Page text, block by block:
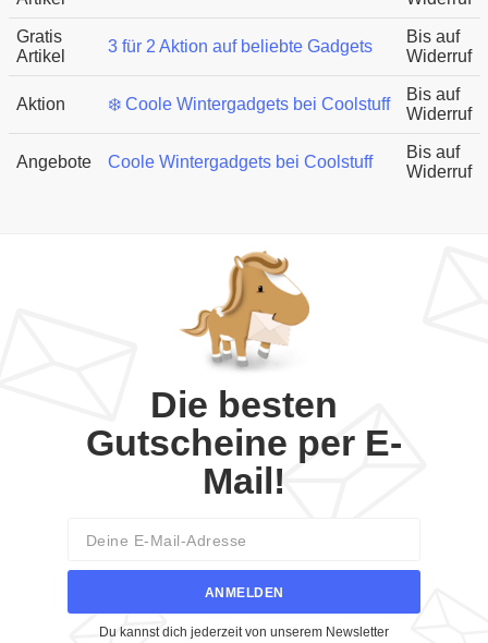
Gratis
Artikel
3 für 2 Aktion auf beliebte Gadgets
Bis auf
Widerruf
Aktion ❄️ Coole Wintergadgets bei Coolstuff
Bis auf
Widerruf
Angebote Coole Wintergadgets bei Coolstuff
Bis auf
Widerruf
Die besten
Gutscheine per E-
Mail!
ANMELDEN
Du kannst dich jederzeit von unserem Newsletter